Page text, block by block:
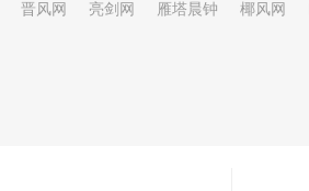
晋风网 亮剑网 雁塔晨钟 椰风网